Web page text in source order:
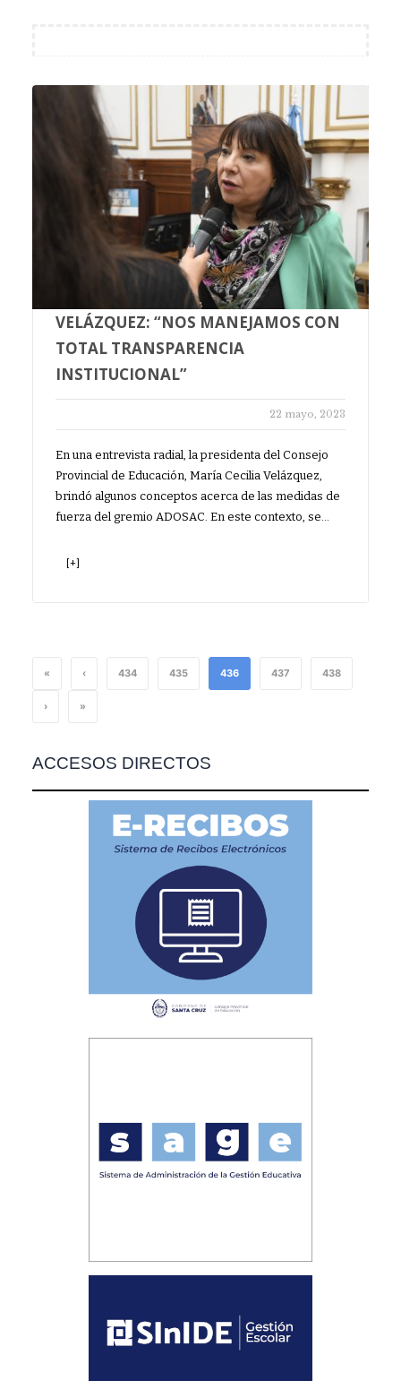
VELÁZQUEZ: “NOS MANEJAMOS CON
TOTAL TRANSPARENCIA
INSTITUCIONAL”
22 mayo, 2023
En una entrevista radial, la presidenta del Consejo
Provincial de Educación, María Cecilia Velázquez,
brindó algunos conceptos acerca de las medidas de
fuerza del gremio ADOSAC. En este contexto, se…
[+]
« ‹ 434 435 436 437 438
› »
ACCESOS DIRECTOS